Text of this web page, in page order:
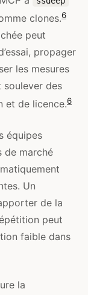
clones.6
peut
propager
les mesures
soulever des
et de licence.6
équipes
de marché
Un
de la
peut
faible dans
la